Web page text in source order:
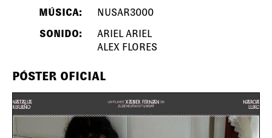
MÚSICA:
NUSAR3000
SONIDO:
ARIEL ARIEL
ALEX FLORES
PÓSTER OFICIAL